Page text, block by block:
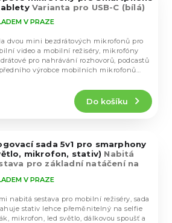
Varianta pro USB-C (bílá)
V PRAZE
Do košíku
dvou mini bezdrátových mikrofonů pro
video a mobilní režiséry, mikrofóny
pro nahrávání rozhovorů, podcastů
výrobce mobilních mikrofonů
sada 5v1 pro smarphony
mikrofon, stativ) Nabitá
pro základní natáčení na
V PRAZE
nabitá sestava pro mobilní režiséry, sada
stativ lehce přeměnitelný na selfie
mikrofon, led světlo, dálkovou spoušť a